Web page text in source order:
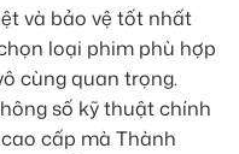
và bảo vệ tốt nhất
loại phim phù hợp
cùng quan trọng.
số kỹ thuật chính
cấp mà Thành